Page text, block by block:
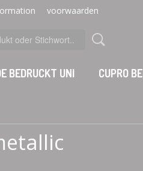
voorwaarden
BEDRUCKT UNI CUPRO